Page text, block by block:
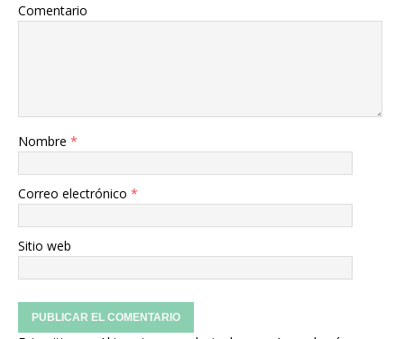
Comentario
Nombre *
Correo electrónico *
Sitio web